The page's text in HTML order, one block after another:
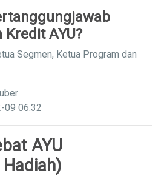
AYU?
Segmen, Ketua Program dan
09 06:32
AYU